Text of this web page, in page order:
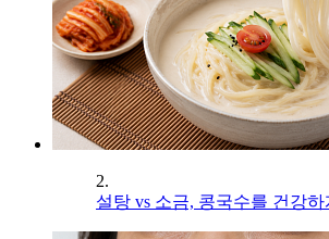
2.
설탕 vs 소금, 콩국수를 건강하